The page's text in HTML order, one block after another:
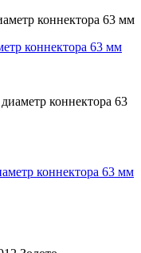
коннектора 63 мм
коннектора 63 мм